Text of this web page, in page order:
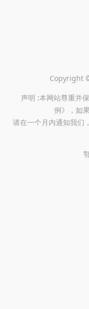
Copyright
声明 :本网站尊重并
例》，如
请在一个月内通知我们